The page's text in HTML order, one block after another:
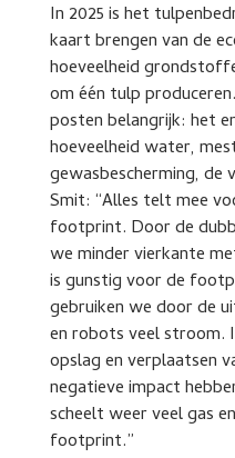
In 2025 is het
kaart brengen van de
hoeveelheid
om één tulp
posten belangrijk: het
hoeveelheid water,
gewasbescherming,
Smit: “Alles telt mee
footprint. Door de
we minder vierkante
is gunstig voor de
gebruiken we door de
en robots veel
opslag en verplaatsen
negatieve impact
scheelt weer veel gas
footprint.”